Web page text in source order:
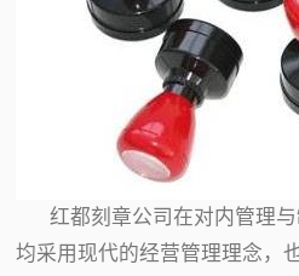
红都刻章公司在对内管理与
均采用现代的经营管理理念，